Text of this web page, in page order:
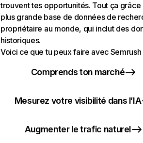
trouvent tes opportunités. Tout ça grâce
plus grande base de données de
propriétaire au monde, qui inclut des
historiques.
Voici ce que tu peux faire avec Semrush
Comprends ton marché
Mesurez votre visibilité dans l’IA
Augmenter le trafic naturel